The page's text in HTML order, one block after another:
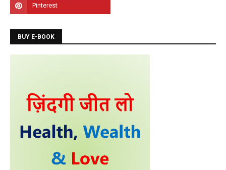
BUY E-BOOK